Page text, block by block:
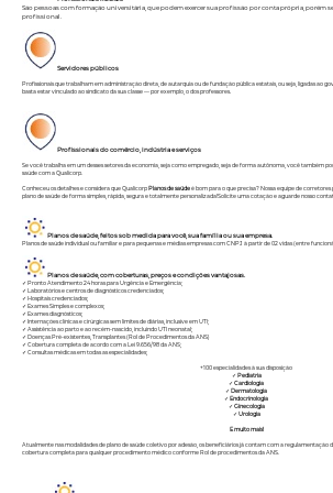
São pessoas com formação universitária, que podem exercer sua profissão por conta própria, porém
profissional.
Servidores públicos
Profissionais que trabalham em administração direta, de autarquia ou de fundação pública estatais, ou seja, ligadas ao
basta estar vinculado ao sindicato da sua classe — por exemplo, o dos professores.
Profissionais do comércio, indústria e serviços
Se você trabalha em um desses setores da economia, seja como empregado, seja de forma autônoma, você também
saúde com a Qualicorp.
Conheceu os detalhes e considera que QualicorpPlanos de saúdeé bom para o que precisa? Nossa equipe de
plano de saúde de forma simples, rápida, segura e totalmente personalizada!Solicite uma cotação e aguarde nosso
Planos de saúde, feitos sob medida para você, sua família ou sua empresa.
Planos de saúde individual ou familiar e para pequenas e médias empresas com CNPJ à partir de 02 vidas (entre
Planos de saúde, com coberturas, preços e condições vantajosas.
✓ Pronto Atendimento 24 horas para Urgência e Emergência;
✓ Laboratórios e centros de diagnósticos credenciados;
✓ Hospitais credenciados;
✓ Exames Simples e complexos;
✓ Exames diagnósticos;
✓ Internações clínicas e cirúrgicas sem limites de diárias, inclusive em UTI;
✓ Assistência ao parto e ao recém-nascido, incluindo UTI neonatal;
✓ Doenças Pré-existentes, Transplantes (Rol de Procedimentos da ANS)
✓ Cobertura completa de acordo com a Lei 9.656/98 da ANS;
✓ Consultas médicas em todas as especialidades;
+100 especialidades à sua disposição
✓ Pediatria
✓ Cardiologia
✓ Dermatologia
✓ Endocrinologia
✓ Ginecologia
✓ Urologia
E muito mais!
Atualmente nas modalidades de plano de saúde coletivo por adesão, os beneficiários já contam com a regulamentação
cobertura completa para qualquer procedimento médico conformeRol de procedimentos da ANS.